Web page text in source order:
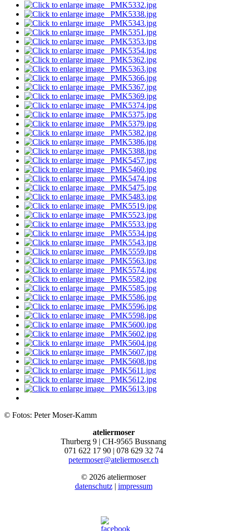
© Fotos: Peter Moser-Kamm
ateliermoser
Thurberg 9 | CH-9565 Bussnang
071 622 17 90 | 078 629 32 74
petermoser@ateliermoser.ch
© 2026 ateliermoser
datenschutz| impressum